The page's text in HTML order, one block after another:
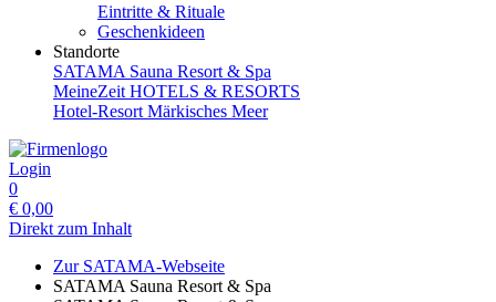
Eintritte & Rituale
Geschenkideen
Standorte
SATAMA Sauna Resort & Spa
MeineZeit HOTELS & RESORTS
Hotel-Resort Märkisches Meer
Login
0
€ 0,00
Direkt zum Inhalt
Zur SATAMA-Webseite
SATAMA Sauna Resort & Spa